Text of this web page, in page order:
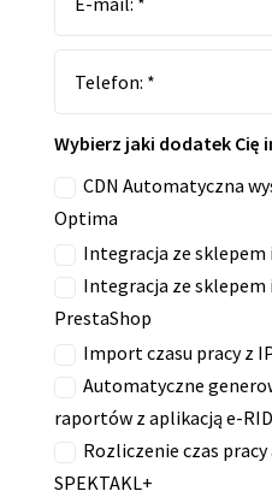
Wybierz jaki dodatek Cię
CDN Automatyczna
Optima
Integracja ze
Integracja ze
PrestaShop
Import czasu pracy z
Automatyczne
raportów z aplikacją e-RID
Rozliczenie czas
SPEKTAKL+